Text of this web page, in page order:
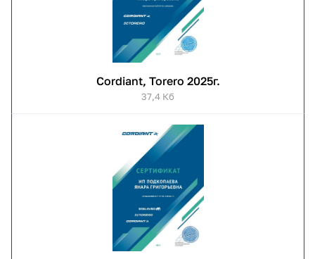
Cordiant, Torero 2025г.
37,4 Кб